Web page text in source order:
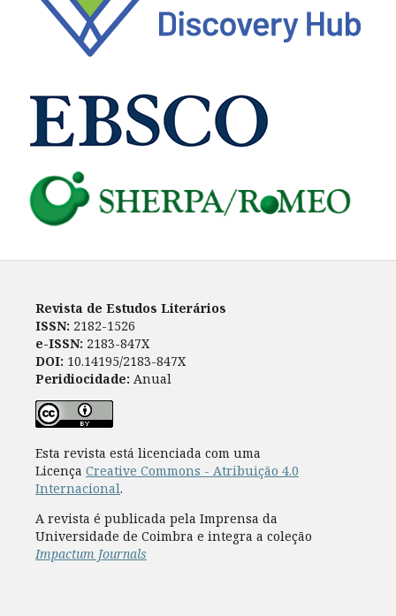
Revista de Estudos Literários
ISSN: 2182-1526
e-ISSN: 2183-847X
DOI: 10.14195/2183-847X
Peridiocidade: Anual
Esta revista está licenciada com uma
Licença Creative Commons - Atribuição 4.0
Internacional.
A revista é publicada pela Imprensa da
Universidade de Coimbra e integra a coleção
Impactum Journals